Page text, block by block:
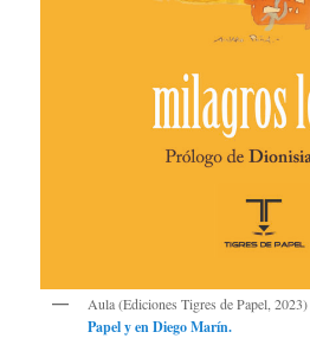
Aula (Ediciones Tigres de Papel, 2023)
Papely enDiego Marín.